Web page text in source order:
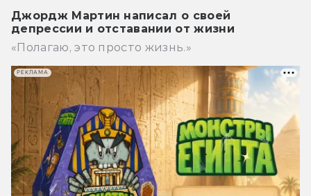
Джордж Мартин написал о своей
депрессии и отставании от жизни
«Полагаю, это просто жизнь.»
РЕКЛАМА